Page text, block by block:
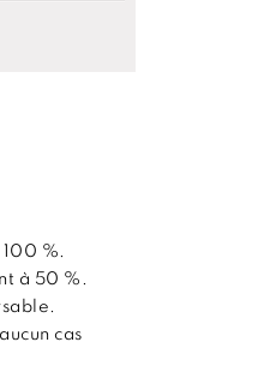
%.
à 50 %.
cas